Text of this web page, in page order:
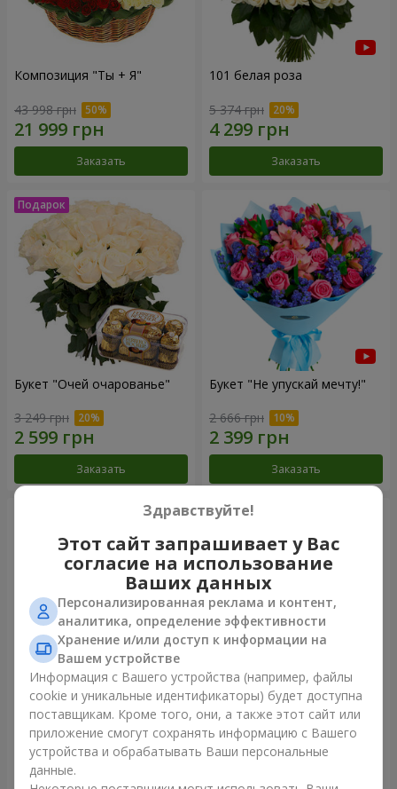
Композиция "Ты + Я"
43 998 грн
Заказать
101 белая роза
5 374 грн
Заказать
Букет "Очей очарованье"
3 249 грн
Заказать
Букет "Не упускай мечту!"
2 666 грн
Заказать
Букет "Сказка моей жизни"
2 221 грн
51 белая хризантема
5 175 грн
Здравствуйте!
Этот сайт запрашивает у Вас
согласие на использование
Ваших данных
Персонализированная реклама и контент,
аналитика, определение эффективности
Хранение и/или доступ к информации на
Вашем устройстве
Информация с Вашего устройства (например, файлы
cookie и уникальные идентификаторы) будет доступна
поставщикам. Кроме того, они, а также этот сайт или
приложение смогут сохранять информацию с Вашего
устройства и обрабатывать Ваши персональные
данные.